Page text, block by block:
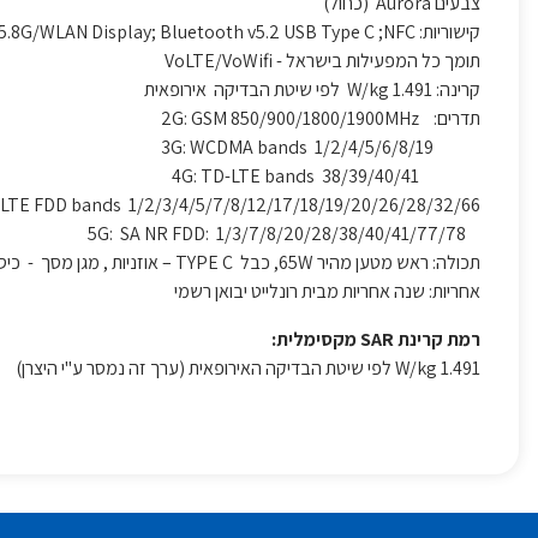
קישוריות: WLAN: WLAN 2.4G/WLAN 5.1G/WLAN 5.8G/WLAN Display; Bluetooth v5.2 USB Type C ;NFC
תומך כל המפעילות בישראל - VoLTE/VoWifi
קרינה: 1.491 W/kg לפי שיטת הבדיקה אירופאית
תדרים: 2G: GSM 850/900/1800/1900MHz
LTE FDD bands 1/2/3/4/5/7/8/12/17/18/19/20/26/28/32/66
תכולה: ראש מטען מהיר 65W, כבל TYPE C – אוזניות , מגן מסך - כיסוי סיליקון
אחריות: שנה אחריות מבית רונלייט יבואן רשמי
רמת קרינת SAR מקסימלית:
1.491 W/kg לפי שיטת הבדיקה האירופאית (ערך זה נמסר ע"י היצרן)